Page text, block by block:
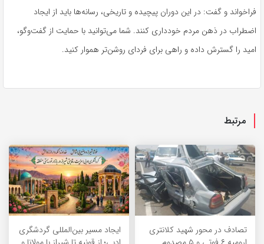
فراخواند و گفت: در این دوران پیچیده و تاریخی، رسانه‌ها باید از ایجاد
اضطراب در ذهن مردم خودداری کنند. شما می‌توانید با حمایت از گفت‌وگو،
امید را گسترش داده و راهی برای فردای روشن‌تر هموار کنید.
مرتبط
تصادف در محور شهید کلانتری
ایجاد مسیر بین‌المللی گردشگری